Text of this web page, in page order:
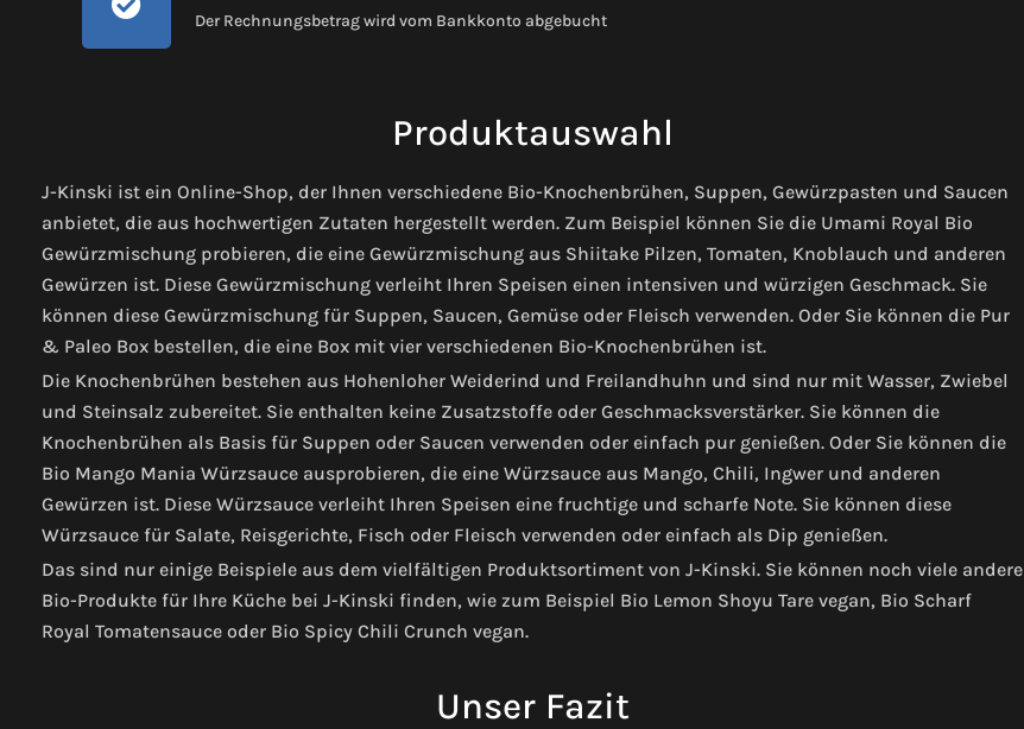
Der Rechnungsbetrag wird vom Bankkonto abgebucht
Produktauswahl
J-Kinski ist ein Online-Shop, der Ihnen verschiedene Bio-Knochenbrühen, Suppen, Gewürzpasten und Saucen
anbietet, die aus hochwertigen Zutaten hergestellt werden. Zum Beispiel können Sie die Umami Royal Bio
Gewürzmischung probieren, die eine Gewürzmischung aus Shiitake Pilzen, Tomaten, Knoblauch und anderen
Gewürzen ist. Diese Gewürzmischung verleiht Ihren Speisen einen intensiven und würzigen Geschmack. Sie
können diese Gewürzmischung für Suppen, Saucen, Gemüse oder Fleisch verwenden. Oder Sie können die Pur
& Paleo Box bestellen, die eine Box mit vier verschiedenen Bio-Knochenbrühen ist.
Die Knochenbrühen bestehen aus Hohenloher Weiderind und Freilandhuhn und sind nur mit Wasser, Zwiebel
und Steinsalz zubereitet. Sie enthalten keine Zusatzstoffe oder Geschmacksverstärker. Sie können die
Knochenbrühen als Basis für Suppen oder Saucen verwenden oder einfach pur genießen. Oder Sie können die
Bio Mango Mania Würzsauce ausprobieren, die eine Würzsauce aus Mango, Chili, Ingwer und anderen
Gewürzen ist. Diese Würzsauce verleiht Ihren Speisen eine fruchtige und scharfe Note. Sie können diese
Würzsauce für Salate, Reisgerichte, Fisch oder Fleisch verwenden oder einfach als Dip genießen.
Das sind nur einige Beispiele aus dem vielfältigen Produktsortiment von J-Kinski. Sie können noch viele andere
Bio-Produkte für Ihre Küche bei J-Kinski finden, wie zum Beispiel Bio Lemon Shoyu Tare vegan, Bio Scharf
Royal Tomatensauce oder Bio Spicy Chili Crunch vegan.
Unser Fazit